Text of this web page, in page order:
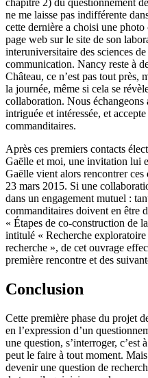
chapitre 2) du questionnement
ne me laisse pas indifférente
cette dernière a choisi une
page web sur le site de son
interuniversitaire des sciences
communication. Nancy reste à
Château, ce n’est pas tout près,
la journée, même si cela se
collaboration. Nous échangeons
intriguée et intéressée, et
commanditaires.
Après ces premiers contacts
Gaëlle et moi, une invitation lui
Gaëlle vient alors rencontrer
23 mars 2015. Si une
dans un engagement mutuel :
commanditaires doivent en être
« Étapes de co-construction de
intitulé « Recherche
recherche », de cet ouvrage
première rencontre et des
Conclusion
Cette première phase du projet
en l’expression d’un
une question, s’interroger, c’est
peut le faire à tout moment.
devenir une question de